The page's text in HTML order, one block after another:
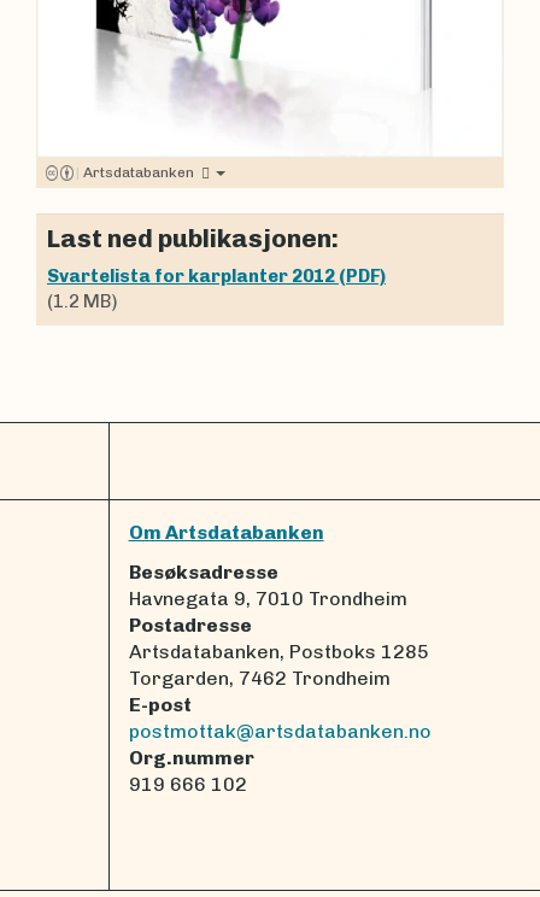
| Artsdatabanken
Last ned publikasjonen:
Svartelista for karplanter 2012 (PDF)
(1.2 MB)
Om Artsdatabanken
Besøksadresse
Havnegata 9, 7010 Trondheim
Postadresse
Artsdatabanken, Postboks 1285
Torgarden, 7462 Trondheim
E-post
postmottak@artsdatabanken.no
Org.nummer
919 666 102